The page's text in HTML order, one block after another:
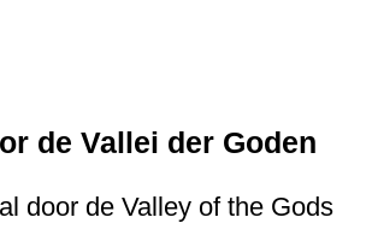
de Vallei der Goden
door de Valley of the Gods